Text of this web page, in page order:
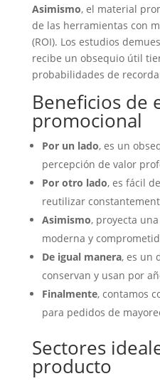
Asimismo, el material
de las herramientas con
(ROI). Los estudios
recibe un obsequio útil
probabilidades de
Beneficios de
promocional
Por un lado, es un
percepción de valor
Por otro lado, es fácil
reutilizar
Asimismo, proyecta
moderna y
De igual manera, es un
conservan y usan por
Finalmente, contamos
para pedidos de
Sectores
producto